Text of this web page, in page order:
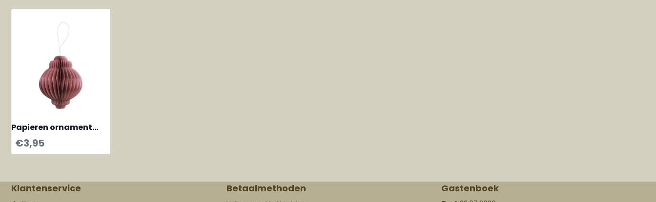
Papieren ornament
hanger Roze
€3,95
Klantenservice Betaalmethoden Gastenboek